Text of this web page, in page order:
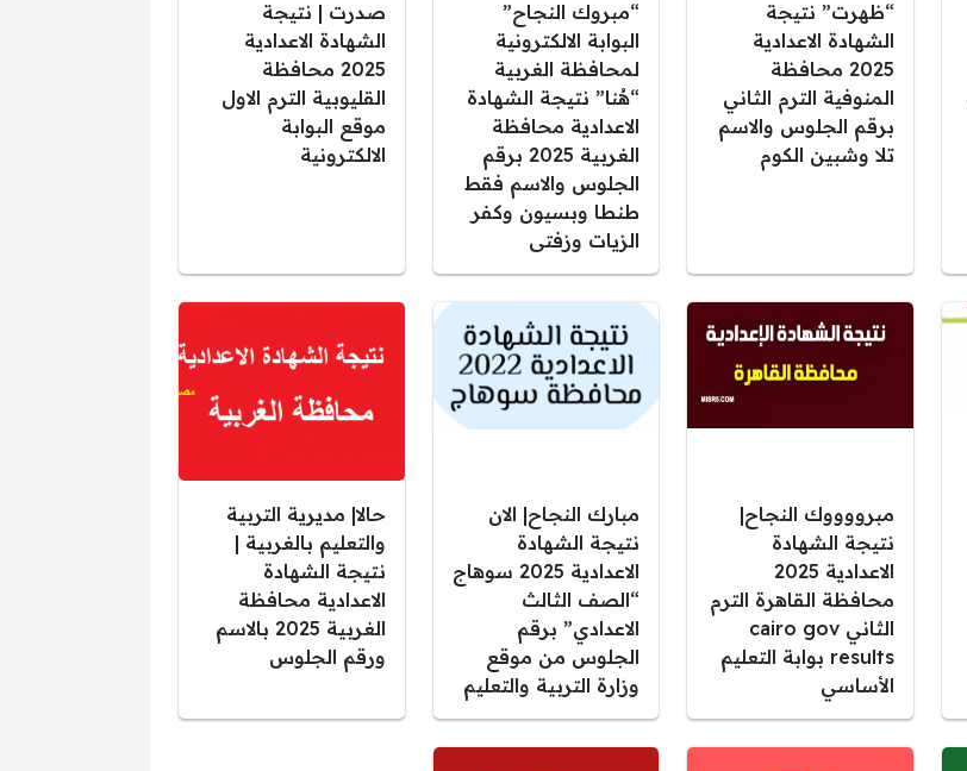
“ظهرت” نتيجة
الشهادة الاعدادية
2025 محافظة
المنوفية الترم الثاني
برقم الجلوس والاسم
تلا وشبين الكوم
“مبروك النجاح”
البوابة الالكترونية
لمحافظة الغربية
“هُنا” نتيجة الشهادة
الاعدادية محافظة
الغربية 2025 برقم
الجلوس والاسم فقط
طنطا وبسيون وكفر
الزيات وزفتى
صدرت | نتيجة
الشهادة الاعدادية
2025 محافظة
القليوبية الترم الاول
موقع البوابة
الالكترونية
مبرووووك النجاح|
نتيجة الشهادة
الاعدادية 2025
محافظة القاهرة الترم
الثاني cairo gov
results بوابة التعليم
الأساسي
مبارك النجاح| الان
نتيجة الشهادة
الاعدادية 2025 سوهاج
“الصف الثالث
الاعدادي” برقم
الجلوس من موقع
وزارة التربية والتعليم
حالا| مديرية التربية
والتعليم بالغربية |
نتيجة الشهادة
الاعدادية محافظة
الغربية 2025 بالاسم
ورقم الجلوس